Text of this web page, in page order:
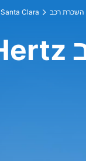
Santa Clara